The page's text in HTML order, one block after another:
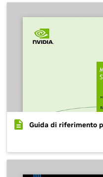
Guida di riferimento